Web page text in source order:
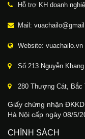
Hỗ trợ KH doanh
Mail:
Website: vuachailo.vn
Số 213 Nguyễn
280 Thượng Cát, Bắc
Giấy chứng nhận
Hà Nội cấp ngày 08/5/
CHÍNH SÁCH